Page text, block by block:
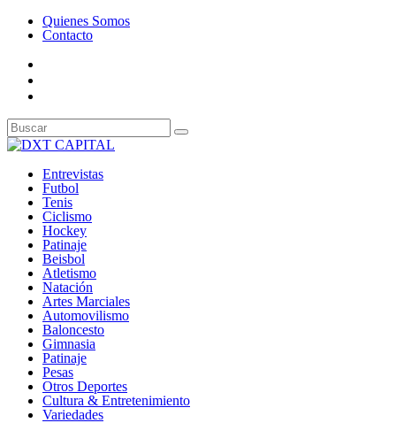
Quienes Somos
Contacto
Entrevistas
Futbol
Tenis
Ciclismo
Hockey
Patinaje
Beisbol
Atletismo
Natación
Artes Marciales
Automovilismo
Baloncesto
Gimnasia
Patinaje
Pesas
Otros Deportes
Cultura & Entretenimiento
Variedades